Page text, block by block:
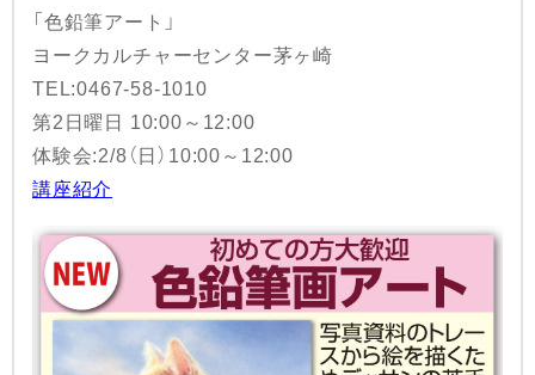
「色鉛筆アート」
ヨークカルチャーセンター茅ヶ崎
TEL:0467-58-1010
第2日曜日 10:00～12:00
体験会:2/8（日）10:00～12:00
講座紹介